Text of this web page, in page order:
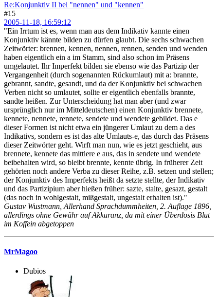
Re:Konjunktiv II bei "nennen" und "kennen"
#15
2005-11-18, 16:59:12
"Ein Irrtum ist es, wenn man aus dem Indikativ kannte einen
Konjunktiv kännte bilden zu dürfen glaubt. Die sechs schwachen
Zeitwörter: brennen, kennen, nennen, rennen, senden und wenden
haben eigentlich ein a im Stamm, sind also schon im Präsens
umgelautet. Ihr Imperfekt bilden sie ebenso wie das Partizip der
Vergangenheit (durch sogenannten Rückumlaut) mit a: brannte,
gebrannt, sandte, gesandt, und da der Konjunktiv bei schwachen
Verben nicht so umlautet, sollte er eigentlich ebenfalls brannte,
sandte heißen. Zur Unterscheidung hat man aber (und zwar
ursprünglich nur im Mitteldeutschen) einen Konjunktiv brennete,
kennete, nennete, rennete, sendete und wendete gebildet. Das e
dieser Formen ist nicht etwa ein jüngerer Umlaut zu dem a des
Indikativs, sondern es ist das alte Umlauts-e, das durch das Präsens
dieser Zeitwörter geht. Wirft man nun, wie es jetzt geschieht, aus
brennete, kennete das mittlere e aus, das in sendete und wendete
beibehalten wird, so bleibt brennte, kennte übrig. In früherer Zeit
gehörten noch andere Verba zu dieser Reihe, z.B. setzen und stellen;
der Konjunktiv des Imperfekts heißt da setzte stellte, der Indikativ
und das Partizipium aber hießen früher: sazte, stalte, gesazt, gestalt
(das noch in wohlgestalt, mißgestalt, ungestalt erhalten ist)."
Gustav Wustmann, Allerhand Sprachdummheiten, 2. Auflage 1896,
allerdings ohne Gewähr auf Akkuranz, da mit einer Überdosis Blut
im Koffein abgetoppen
MrMagoo
Dubios